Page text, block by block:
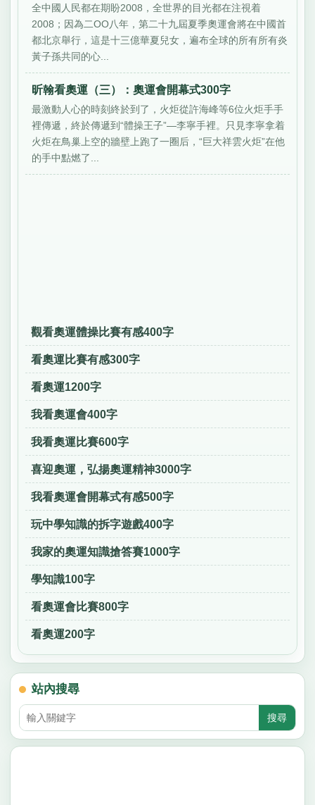
全中國人民都在期盼2008，全世界的目光都在注視着
2008；因為二OO八年，第二十九屆夏季奧運會將在中國首
都北京舉行，這是十三億華夏兒女，遍布全球的所有所有炎
黃子孫共同的心...
昕翰看奧運（三）：奧運會開幕式300字
最激動人心的時刻終於到了，火炬從許海峰等6位火炬手手
裡傳遞，終於傳遞到“體操王子”—李寧手裡。只見李寧拿着
火炬在鳥巢上空的牆壁上跑了一圈后，“巨大祥雲火炬”在他
的手中點燃了...
觀看奧運體操比賽有感400字
看奧運比賽有感300字
看奧運1200字
我看奧運會400字
我看奧運比賽600字
喜迎奧運，弘揚奧運精神3000字
我看奧運會開幕式有感500字
玩中學知識的拆字遊戲400字
我家的奧運知識搶答賽1000字
學知識100字
看奧運會比賽800字
看奧運200字
站內搜尋